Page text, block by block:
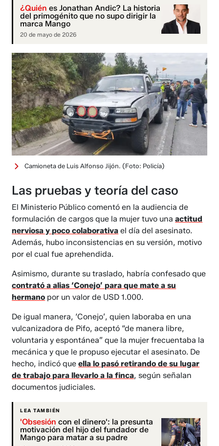
¿Quién es Jonathan Andic? La historia
del primogénito que no supo dirigir la
marca Mango
20 de mayo de 2026
Camioneta de Luis Alfonso Jijón. (Foto: Policía)
Las pruebas y teoría del caso
El Ministerio Público comentó en la audiencia de
formulación de cargos que la mujer tuvo unaactitud
nerviosa y poco colaborativa el día del asesinato.
Además, hubo inconsistencias en su versión, motivo
por el cual fue aprehendida.
Asimismo, durante su traslado, habría confesado que
contrató a alias ‘Conejo’ para que mate a su
hermano por un valor de USD 1.000.
De igual manera, ‘Conejo’, quien laboraba en una
vulcanizadora de Pifo, aceptó “de manera libre,
voluntaria y espontánea” que la mujer frecuentaba la
mecánica y que le propuso ejecutar el asesinato. De
hecho, indicó queella lo pasó retirando de su lugar
de trabajo para llevarlo a la finca, según señalan
documentos judiciales.
LEA TAMBIÉN
'Obsesión con el dinero': la presunta
motivación del hijo del fundador de
Mango para matar a su padre